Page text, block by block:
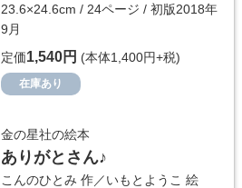
23.6×24.6cm / 24ページ / 初版2018年
9月
定価1,540円 (本体1,400円+税)
在庫あり
金の星社の絵本
ありがとさん♪
こんのひとみ 作／いもとようこ 絵